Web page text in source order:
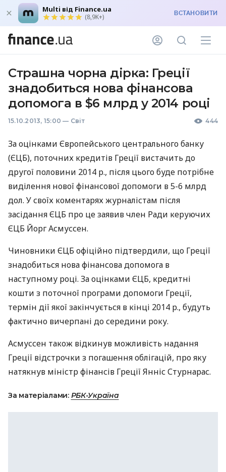
Multi від Finance.ua
(8,9K+) ВСТАНОВИТИ
Страшна чорна дірка: Греції
знадобиться нова фінансова
допомога в $6 млрд у 2014 році
15.10.2013, 15:00 — Світ 444
За оцінками Європейського центрального банку
(ЄЦБ), поточних кредитів Греції вистачить до
другої половини 2014 р., після цього буде потрібне
виділення нової фінансової допомоги в 5-6 млрд
дол. У своїх коментарях журналістам після
засіданняЄЦБ про це заявив член Ради керуючих
ЄЦБ Йорг Асмуссен.
Чиновники ЄЦБофіційно підтвердили, що Греції
знадобиться нова фінансова допомога в
наступному році. За оцінками ЄЦБ, кредитні
кошти з поточної програми допомоги Греції,
термін дії якої закінчується в кінці 2014 р., будуть
фактично вичерпані до середини року.
Асмуссен також відкинув можливість надання
Греції відстрочки з погашення облігацій, про яку
натякнув міністр фінансів Греції Янніс Стурнарас.
За матеріалами: РБК-Україна